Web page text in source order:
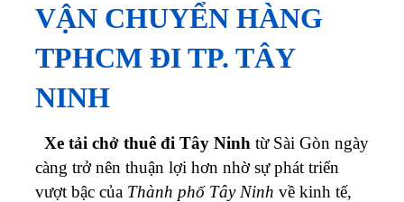
VẬN CHUYỂN HÀNG
TPHCM ĐI TP. TÂY
NINH
Xe tải chở thuê đi Tây Ninh từ Sài Gòn ngày
càng trở nên thuận lợi hơn nhờ sự phát triển
vượt bậc của Thành phố Tây Ninh về kinh tế,